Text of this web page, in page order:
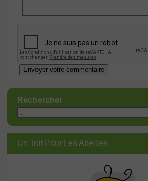
Rechercher
Un Toit Pour Les Abeilles